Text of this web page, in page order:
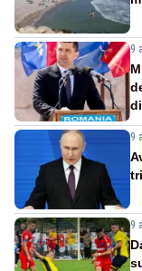
9
9
9